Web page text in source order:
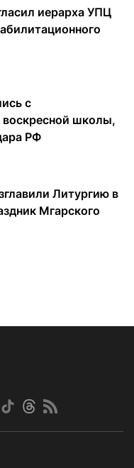
иерарха УПЦ
с
воскресной школы,
РФ
Литургию в
Мгарского